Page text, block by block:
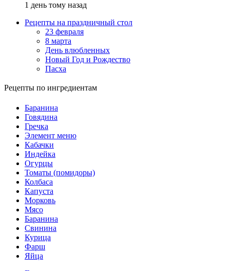
1 день тому назад
Рецепты на праздничный стол
23 февраля
8 марта
День влюбленных
Новый Год и Рождество
Пасха
Рецепты по ингредиентам
Баранина
Говядина
Гречка
Элемент меню
Кабачки
Индейка
Огурцы
Томаты (помидоры)
Колбаса
Капуста
Морковь
Мясо
Баранина
Свинина
Курица
Фарш
Яйца